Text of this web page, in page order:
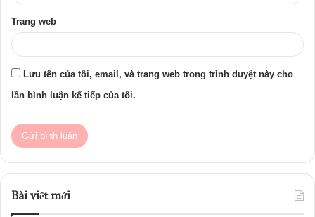
Trang web
Lưu tên của tôi, email, và trang web trong trình duyệt này cho
lần bình luận kế tiếp của tôi.
Bài viết mới